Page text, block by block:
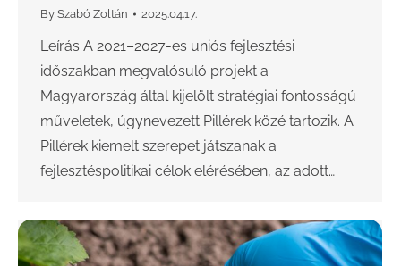
By Szabó Zoltán 2025.04.17.
Leírás A 2021–2027-es uniós fejlesztési
időszakban megvalósuló projekt a
Magyarország által kijelölt stratégiai fontosságú
műveletek, úgynevezett Pillérek közé tartozik. A
Pillérek kiemelt szerepet játszanak a
fejlesztéspolitikai célok elérésében, az adott…